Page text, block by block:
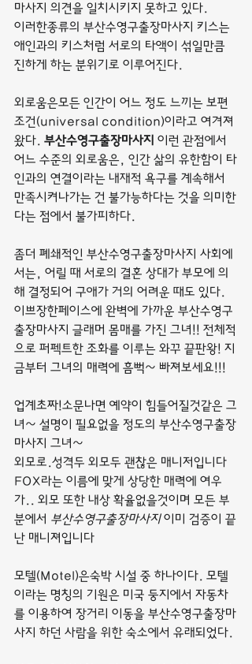
마사지 의견을 일치시키지 못하고 있다.
이러한종류의 부산수영구출장마사지 키스는
애인과의 키스처럼 서로의 타액이 섞일만큼
진하게 하는 분위기로 이루어진다.
외로움은모든 인간이 어느 정도 느끼는 보편
조건(universal condition)이라고 여겨져
왔다. 부산수영구출장마사지 이런 관점에서
어느 수준의 외로움은, 인간 삶의 유한함이 타
인과의 연결이라는 내재적 욕구를 계속해서
만족시켜나가는 건 불가능하다는 것을 의미한
다는 점에서 불가피하다.
좀더 폐쇄적인 부산수영구출장마사지 사회에
서는, 어릴 때 서로의 결혼 상대가 부모에 의
해 결정되어 구애가 거의 어려운 때도 있다.
이쁘장한페이스에 완벽에 가까운 부산수영구
출장마사지 글래머 몸매를 가진 그녀!! 전체적
으로 퍼펙트한 조화를 이루는 와꾸 끝판왕! 지
금부터 그녀의 매력에 흠뻑~ 빠져보세요!!!
업계초짜!소문나면 예약이 힘들어질것같은 그
녀~ 설명이 필요없을 정도의 부산수영구출장
마사지 그녀~
외모로.성격두 외모두 괜찮은 매니저입니다
FOX라는 이름에 맞게 상당한 매력에 여우
가.. 외모 또한 내상 확율없을것이며 모든 부
분에서 부산수영구출장마사지 이미 검증이 끝
난 매니져입니다
모텔(Motel)은숙박 시설 중 하나이다. 모텔
이라는 명칭의 기원은 미국 둥지에서 자동차
를 이용하여 장거리 이동을 부산수영구출장마
사지 하던 사람을 위한 숙소에서 유래되었다.